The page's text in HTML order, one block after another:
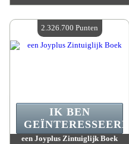
Beschikbare hoeveelheid :4
een Joyplus Zintuiglijk Boek
IK BEN
GEÏNTERESSEERD.
2.326.700 Punten